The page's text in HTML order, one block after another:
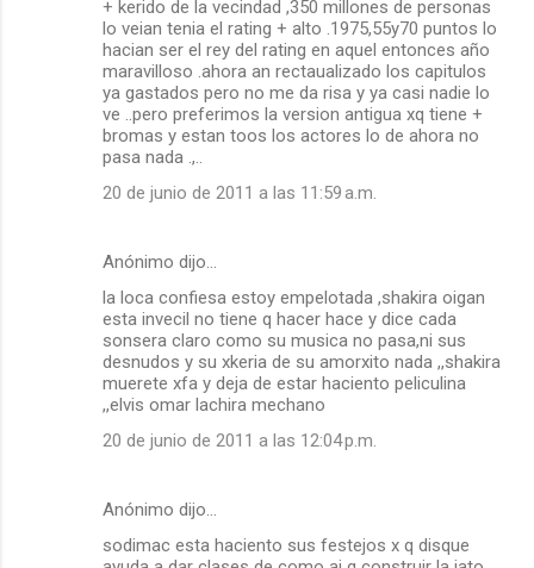
+ kerido de la vecindad ,350 millones de personas
lo veian tenia el rating + alto .1975,55y70 puntos lo
hacian ser el rey del rating en aquel entonces año
maravilloso .ahora an rectaualizado los capitulos
ya gastados pero no me da risa y ya casi nadie lo
ve ..pero preferimos la version antigua xq tiene +
bromas y estan toos los actores lo de ahora no
pasa nada .,..
20 de junio de 2011 a las 11:59 a.m.
Anónimo dijo…
la loca confiesa estoy empelotada ,shakira oigan
esta invecil no tiene q hacer hace y dice cada
sonsera claro como su musica no pasa,ni sus
desnudos y su xkeria de su amorxito nada ,,shakira
muerete xfa y deja de estar haciento peliculina
,,elvis omar lachira mechano
20 de junio de 2011 a las 12:04 p.m.
Anónimo dijo…
sodimac esta haciento sus festejos x q disque